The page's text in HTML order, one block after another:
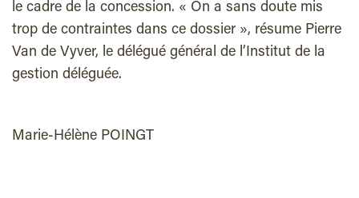
le cadre de la concession. « On a sans doute mis
trop de contraintes dans ce dossier », résume Pierre
Van de Vyver, le délégué général de l’Institut de la
gestion déléguée.
Marie-Hélène POINGT